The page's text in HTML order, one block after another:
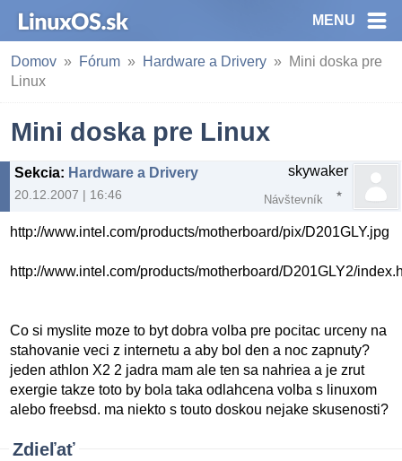
MENU
Domov Fórum Hardware a Drivery
Mini doska pre
Linux
Mini doska pre Linux
Sekcia: Hardware a Drivery
20.12.2007 | 16:46
skywaker
Návštevník
http://www.intel.com/products/motherboard/pix/D201GLY.jpg
http://www.intel.com/products/motherboard/D201GLY2/
Co si myslite moze to byt dobra volba pre pocitac urceny na
stahovanie veci z internetu a aby bol den a noc zapnuty?
jeden athlon X2 2 jadra mam ale ten sa nahriea a je zrut
exergie takze toto by bola taka odlahcena volba s linuxom
alebo freebsd. ma niekto s touto doskou nejake skusenosti?
Zdieľať